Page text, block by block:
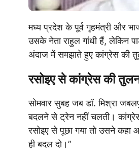
मध्य प्रदेश के पूर्व गृहमंत्री और
उसके नेता राहुल गांधी हैं, लेकिन
अंदाज में समझाते हुए कांग्रेस की
रसोइए से कांग्रेस की
सोमवार सुबह जब डॉ. मिश्रा
बदलने से ट्रेन नहीं चलती। कांग्रेस
रसोइए से पूछा गया तो उसने कहा
ही बदल दो।”